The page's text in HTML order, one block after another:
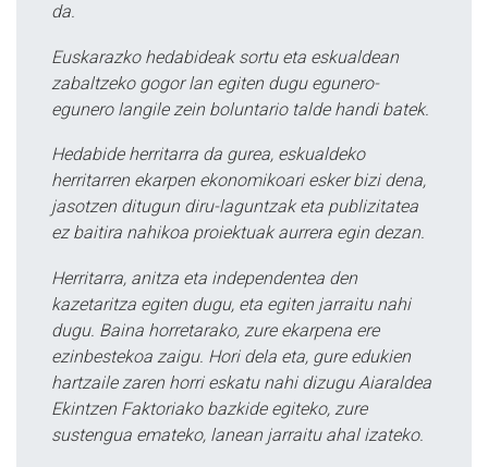
da.
Euskarazko hedabideak sortu eta eskualdean
zabaltzeko gogor lan egiten dugu egunero-
egunero langile zein boluntario talde handi batek.
Hedabide herritarra da gurea, eskualdeko
herritarren ekarpen ekonomikoari esker bizi dena,
jasotzen ditugun diru-laguntzak eta publizitatea
ez baitira nahikoa proiektuak aurrera egin dezan.
Herritarra, anitza eta independentea den
kazetaritza egiten dugu, eta egiten jarraitu nahi
dugu. Baina horretarako, zure ekarpena ere
ezinbestekoa zaigu. Hori dela eta, gure edukien
hartzaile zaren horri eskatu nahi dizugu Aiaraldea
Ekintzen Faktoriako bazkide egiteko, zure
sustengua emateko, lanean jarraitu ahal izateko.